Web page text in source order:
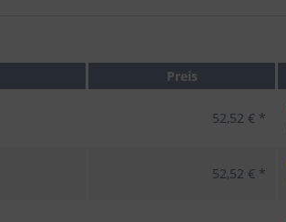
Preis
52,52 € *
52,52 € *